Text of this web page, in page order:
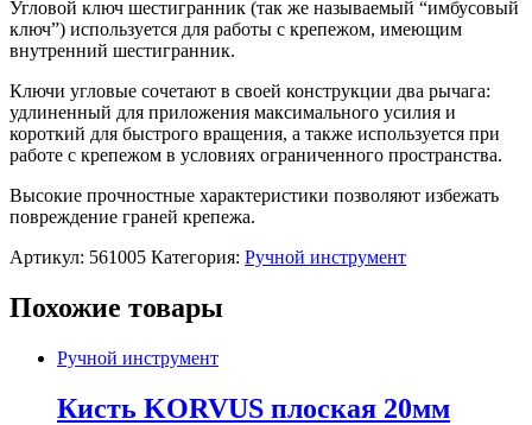
Угловой ключ шестигранник (так же называемый “имбусовый
ключ”) используется для работы с крепежом, имеющим
внутренний шестигранник.
Ключи угловые сочетают в своей конструкции два рычага:
удлиненный для приложения максимального усилия и
короткий для быстрого вращения, а также используется при
работе с крепежом в условиях ограниченного пространства.
Высокие прочностные характеристики позволяют избежать
повреждение граней крепежа.
Артикул: 561005 Категория: Ручной инструмент
Похожие товары
Ручной инструмент
Кисть KORVUS плоская 20мм